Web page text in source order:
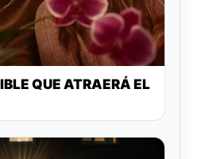
QUE ATRAERÁ EL